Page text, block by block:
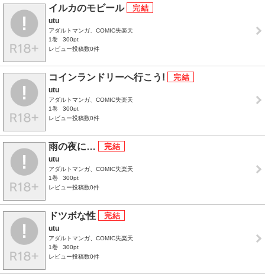
イルカのモビール
utu
アダルトマンガ、COMIC失楽天
1巻
300pt
レビュー投稿数0件
コインランドリーへ行こう!
utu
アダルトマンガ、COMIC失楽天
1巻
300pt
レビュー投稿数0件
雨の夜に…
utu
アダルトマンガ、COMIC失楽天
1巻
300pt
レビュー投稿数0件
ドツボな性
utu
アダルトマンガ、COMIC失楽天
1巻
300pt
レビュー投稿数0件